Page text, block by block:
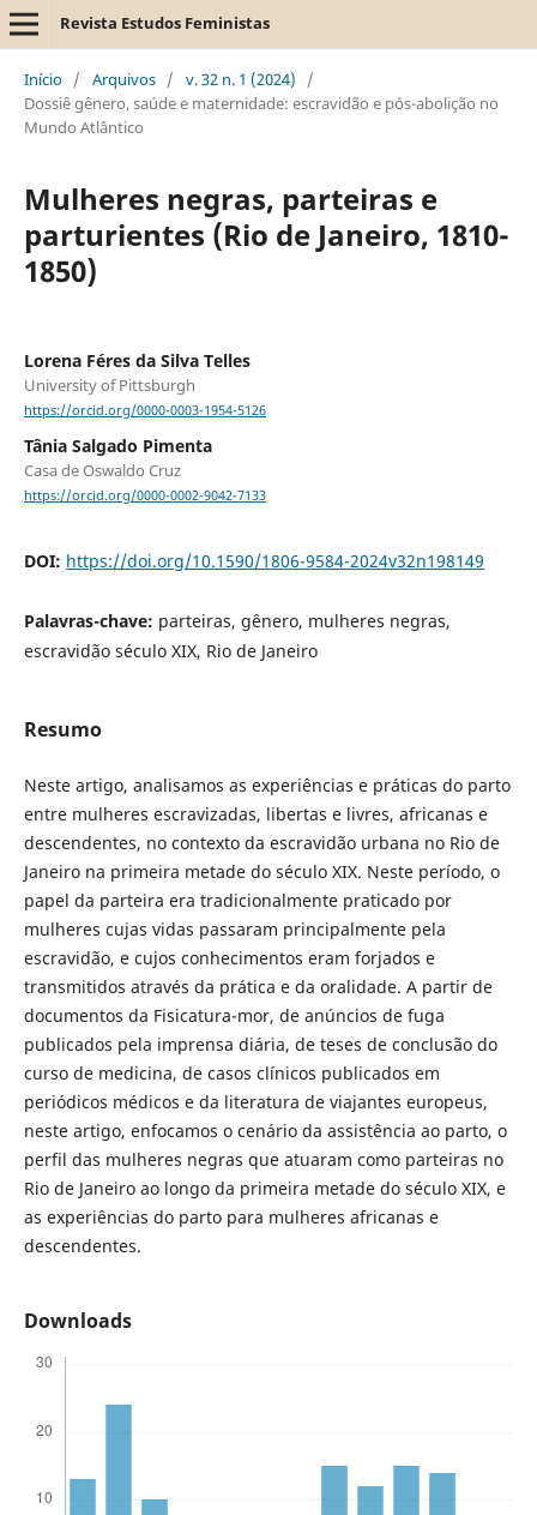
Revista Estudos Feministas
Início / Arquivos / v. 32 n. 1 (2024)
/
Dossiê gênero, saúde e maternidade: escravidão e pós-abolição no
Mundo Atlântico
Mulheres negras, parteiras e
parturientes (Rio de Janeiro, 1810-
1850)
Lorena Féres da Silva Telles
University of Pittsburgh
https://orcid.org/0000-0003-1954-5126
Tânia Salgado Pimenta
Casa de Oswaldo Cruz
https://orcid.org/0000-0002-9042-7133
DOI: https://doi.org/10.1590/1806-9584-2024v32n198149
Palavras-chave: parteiras, gênero, mulheres negras,
escravidão século XIX, Rio de Janeiro
Resumo
Neste artigo, analisamos as experiências e práticas do parto
entre mulheres escravizadas, libertas e livres, africanas e
descendentes, no contexto da escravidão urbana no Rio de
Janeiro na primeira metade do século XIX. Neste período, o
papel da parteira era tradicionalmente praticado por
mulheres cujas vidas passaram principalmente pela
escravidão, e cujos conhecimentos eram forjados e
transmitidos através da prática e da oralidade. A partir de
documentos da Fisicatura-mor, de anúncios de fuga
publicados pela imprensa diária, de teses de conclusão do
curso de medicina, de casos clínicos publicados em
periódicos médicos e da literatura de viajantes europeus,
neste artigo, enfocamos o cenário da assistência ao parto, o
perfil das mulheres negras que atuaram como parteiras no
Rio de Janeiro ao longo da primeira metade do século XIX, e
as experiências do parto para mulheres africanas e
descendentes.
Downloads